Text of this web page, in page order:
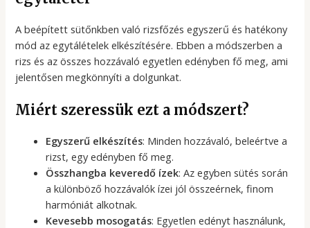
A beépített sütőnkben való rizsfőzés egyszerű és hatékony
mód az egytálételek elkészítésére. Ebben a módszerben a
rizs és az összes hozzávaló egyetlen edényben fő meg, ami
jelentősen megkönnyíti a dolgunkat.
Miért szeressük ezt a módszert?
Egyszerű elkészítés: Minden hozzávaló, beleértve a
rizst, egy edényben fő meg.
Összhangba keveredő ízek: Az egyben sütés során
a különböző hozzávalók ízei jól összeérnek, finom
harmóniát alkotnak.
Kevesebb mosogatás: Egyetlen edényt használunk,